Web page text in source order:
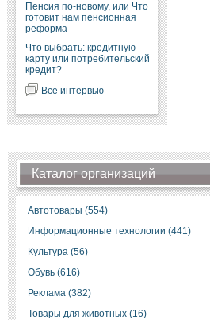
Пенсия по-новому, или Что
готовит нам пенсионная
реформа
Что выбрать: кредитную
карту или потребительский
кредит?
Все интервью
Каталог организаций
Автотовары (554)
Информационные технологии (441)
Культура (56)
Обувь (616)
Реклама (382)
Товары для животных (16)